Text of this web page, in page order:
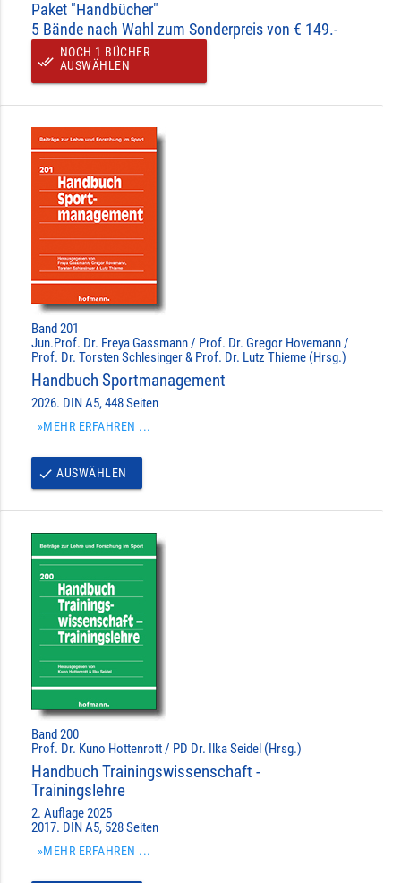
Paket "Handbücher"
5 Bände nach Wahl zum Sonderpreis von € 149.-
done_all
NOCH 1 BÜCHER
AUSWÄHLEN
Band 201
Jun.Prof. Dr. Freya Gassmann / Prof. Dr. Gregor Hovemann /
Prof. Dr. Torsten Schlesinger & Prof. Dr. Lutz Thieme (Hrsg.)
Handbuch Sportmanagement
2026. DIN A5, 448 Seiten
»MEHR ERFAHREN ...
done AUSWÄHLEN
Band 200
Prof. Dr. Kuno Hottenrott / PD Dr. Ilka Seidel (Hrsg.)
Handbuch Trainingswissenschaft -
Trainingslehre
2. Auflage 2025
2017. DIN A5, 528 Seiten
»MEHR ERFAHREN ...